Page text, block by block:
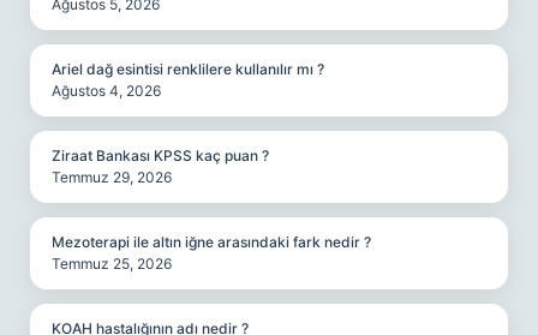
Ağustos 5, 2026
Ariel dağ esintisi renklilere kullanılır mı ?
Ağustos 4, 2026
Ziraat Bankası KPSS kaç puan ?
Temmuz 29, 2026
Mezoterapi ile altın iğne arasındaki fark nedir ?
Temmuz 25, 2026
KOAH hastalığının adı nedir ?